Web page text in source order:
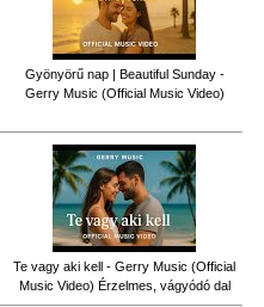
Gyönyörű nap | Beautiful Sunday -
Gerry Music (Official Music Video)
Te vagy aki kell - Gerry Music (Official
Music Video) Érzelmes, vágyódó dal